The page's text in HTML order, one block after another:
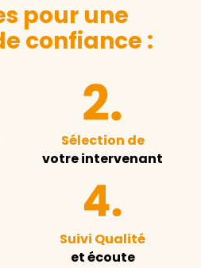
pour une
confiance :
Sélection de
votre intervenant
Suivi Qualité
et écoute